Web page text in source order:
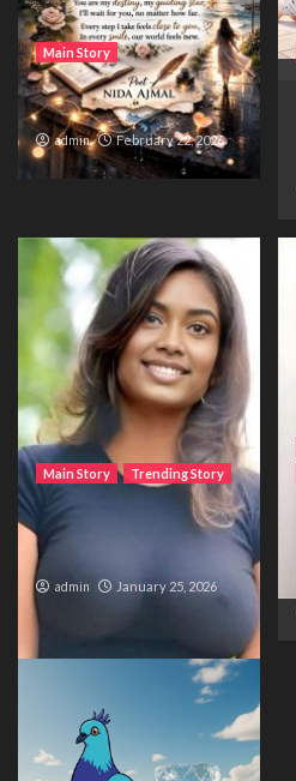
Main Story
Waiting for sunshine
admin February 22, 2026
Main Story Trending Story
The Bride from the
Accident
admin January 25, 2026